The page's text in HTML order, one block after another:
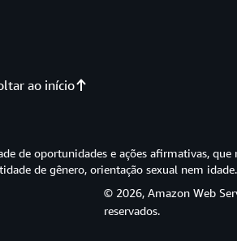
ao início
de oportunidades e ações afirmativas, que
de gênero, orientação sexual nem idade.
© 2026, Amazon Web
reservados.